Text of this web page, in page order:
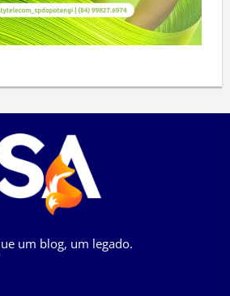
um blog, um legado.